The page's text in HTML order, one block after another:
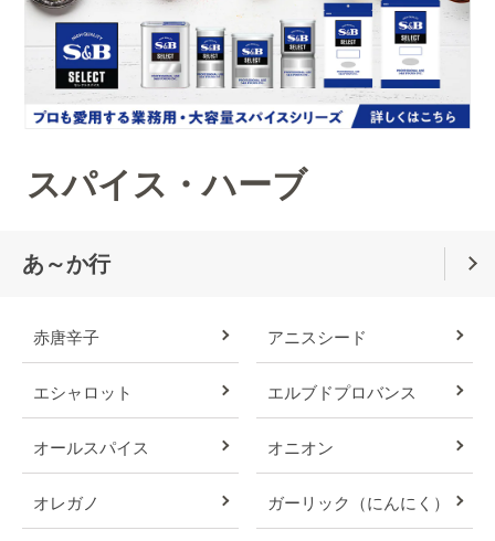
スパイス・ハーブ
あ～か行
赤唐辛子 アニスシード
エシャロット エルブドプロバンス
オールスパイス オニオン
オレガノ ガーリック（にんにく）